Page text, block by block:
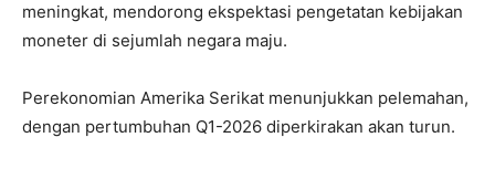
meningkat, mendorong ekspektasi pengetatan kebijakan
moneter di sejumlah negara maju.
Perekonomian Amerika Serikat menunjukkan pelemahan,
dengan pertumbuhan Q1-2026 diperkirakan akan turun.